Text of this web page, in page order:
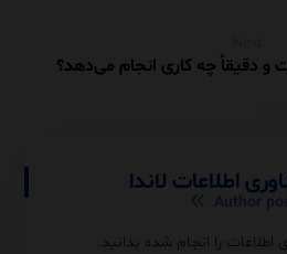
اطلاعات لاندا
اطلاعات را انجام شده بدانید.